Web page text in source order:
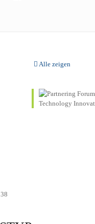
Alle zeigen